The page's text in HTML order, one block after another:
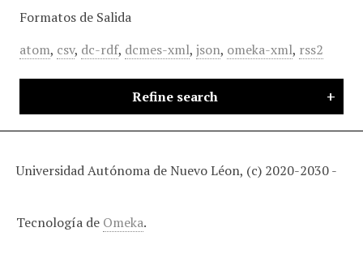
Formatos de Salida
atom, csv, dc-rdf, dcmes-xml, json, omeka-xml, rss2
Refine search
Universidad Autónoma de Nuevo Léon, (c) 2020-2030 -
Tecnología de Omeka.